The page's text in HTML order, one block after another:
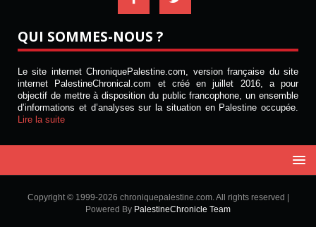
QUI SOMMES-NOUS ?
Le site internet ChroniquePalestine.com, version française du site
internet PalestineChronical.com et créé en juillet 2016, a pour
objectif de mettre à disposition du public francophone, un ensemble
d’informations et d’analyses sur la situation en Palestine occupée.
Lire la suite
Copyright © 1999-2026 chroniquepalestine.com. All rights reserved |
Powered By PalestineChronicle Team